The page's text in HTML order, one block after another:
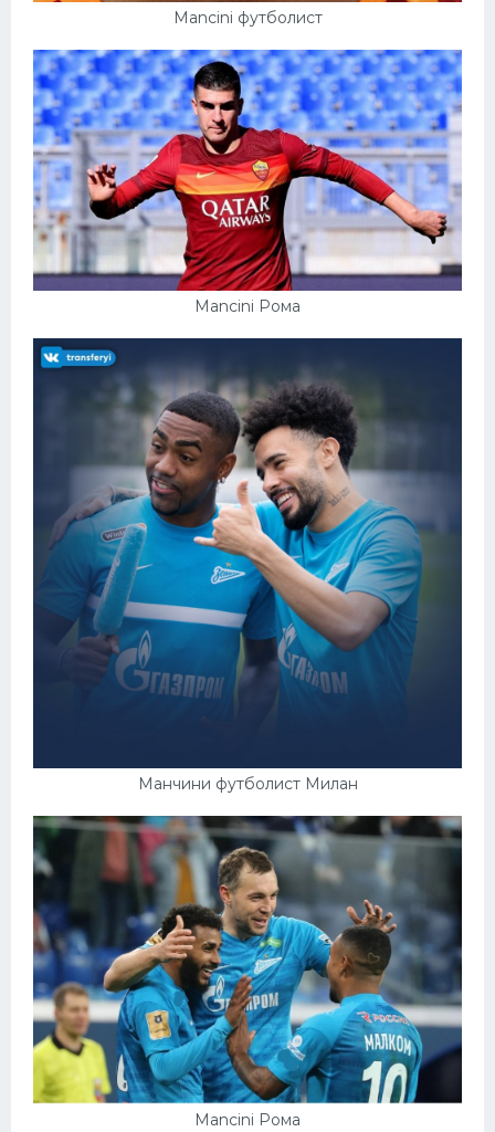
Mancini футболист
Mancini Рома
Манчини футболист Милан
Mancini Рома